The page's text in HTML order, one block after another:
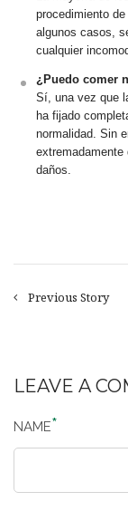
procedimiento
algunos casos,
cualquier
¿Puedo comer
Sí, una vez que
ha fijado
normalidad. Sin
extremadamente
daños.
Previous Story
LEAVE A
NAME